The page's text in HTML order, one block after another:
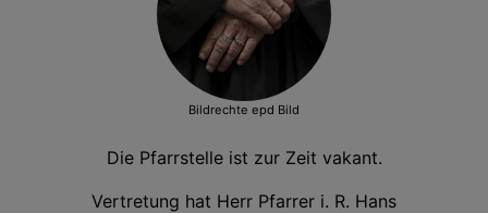
Bildrechte epd Bild
Die Pfarrstelle ist zur Zeit vakant.
Vertretung hat Herr Pfarrer i. R. Hans